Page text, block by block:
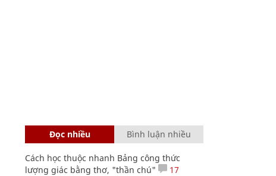
Đọc nhiều Bình luận nhiều
Cách học thuộc nhanh Bảng công thức
lượng giác bằng thơ, "thần chú"
17